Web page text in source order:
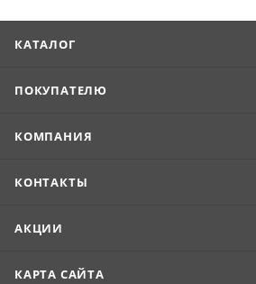
КАТАЛОГ
ПОКУПАТЕЛЮ
КОМПАНИЯ
КОНТАКТЫ
АКЦИИ
КАРТА САЙТА